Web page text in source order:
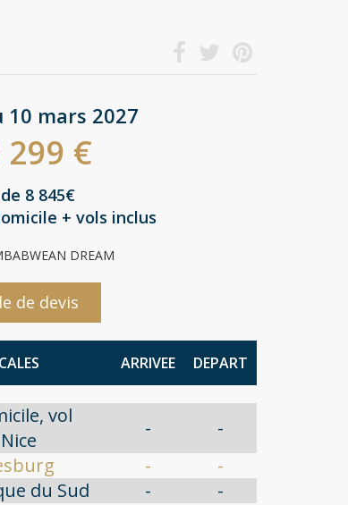
10 mars 2027
299 €
8 845€
+ vols inclus
DREAM
de devis
ARRIVEE DEPART
vol
-
-
-
-
du Sud -
-